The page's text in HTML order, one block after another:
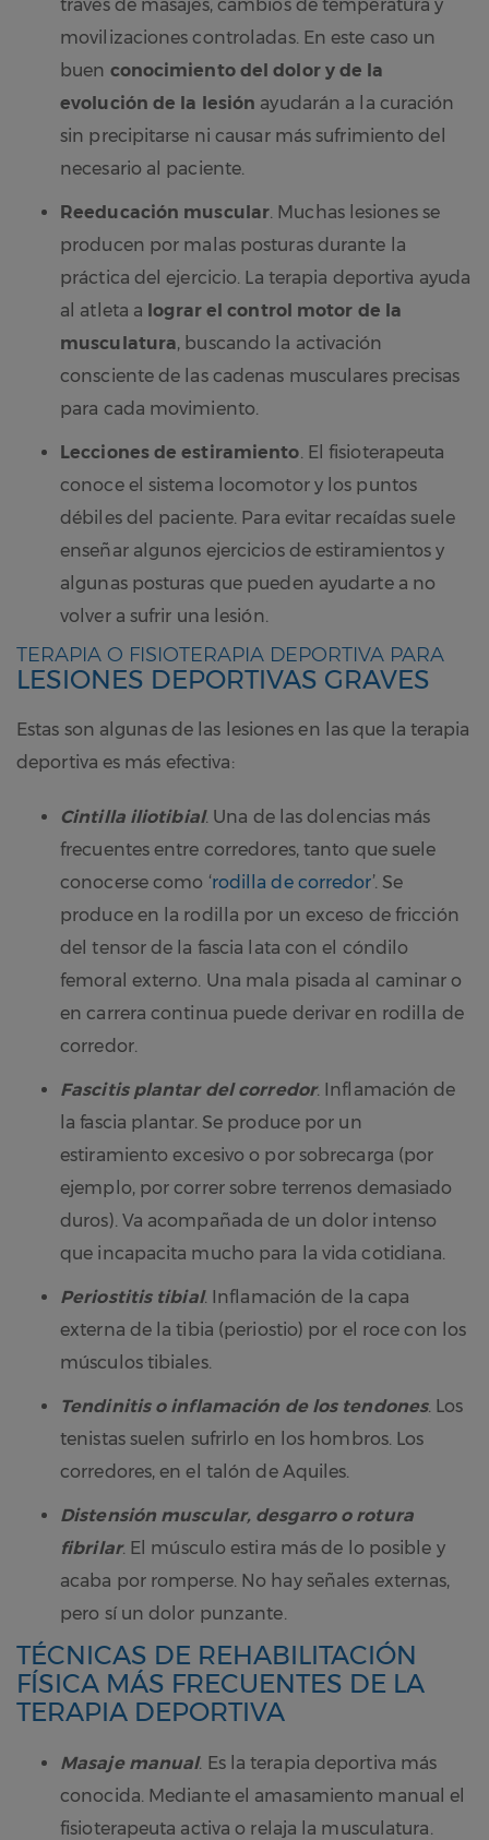
través de masajes, cambios de temperatura y
movilizaciones controladas. En este caso un
buen conocimiento del dolor y de la
evolución de la lesión ayudarán a la curación
sin precipitarse ni causar más sufrimiento del
necesario al paciente.
Reeducación muscular. Muchas lesiones se
producen por malas posturas durante la
práctica del ejercicio. La terapia deportiva ayuda
al atleta a lograr el control motor de la
musculatura, buscando la activación
consciente de las cadenas musculares precisas
para cada movimiento.
Lecciones de estiramiento. El fisioterapeuta
conoce el sistema locomotor y los puntos
débiles del paciente. Para evitar recaídas suele
enseñar algunos ejercicios de estiramientos y
algunas posturas que pueden ayudarte a no
volver a sufrir una lesión.
TERAPIA O FISIOTERAPIA DEPORTIVA PARA
LESIONES DEPORTIVAS GRAVES
Estas son algunas de las lesiones en las que la terapia
deportiva es más efectiva:
Cintilla iliotibial. Una de las dolencias más
frecuentes entre corredores, tanto que suele
conocerse como ‘rodilla de corredor’. Se
produce en la rodilla por un exceso de fricción
del tensor de la fascia lata con el cóndilo
femoral externo. Una mala pisada al caminar o
en carrera continua puede derivar en rodilla de
corredor.
Fascitis plantar del corredor. Inflamación de
la fascia plantar. Se produce por un
estiramiento excesivo o por sobrecarga (por
ejemplo, por correr sobre terrenos demasiado
duros). Va acompañada de un dolor intenso
que incapacita mucho para la vida cotidiana.
Periostitis tibial. Inflamación de la capa
externa de la tibia (periostio) por el roce con los
músculos tibiales.
Tendinitis o inflamación de los tendones. Los
tenistas suelen sufrirlo en los hombros. Los
corredores, en el talón de Aquiles.
Distensión muscular, desgarro o rotura
fibrilar. El músculo estira más de lo posible y
acaba por romperse. No hay señales externas,
pero sí un dolor punzante.
TÉCNICAS DE REHABILITACIÓN
FÍSICA MÁS FRECUENTES DE LA
TERAPIA DEPORTIVA
Masaje manual. Es la terapia deportiva más
conocida. Mediante el amasamiento manual el
fisioterapeuta activa o relaja la musculatura.